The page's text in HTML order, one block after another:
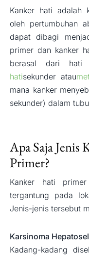
Kanker hati adalah
oleh pertumbuhan
dapat dibagi
primer dan kanker
berasal dari hati
hatisekunder atau
mana kanker
sekunder) dalam
Apa Saja Jenis
Primer?
Kanker hati
tergantung pada
Jenis-jenis tersebut
Karsinoma
Kadang-kadang